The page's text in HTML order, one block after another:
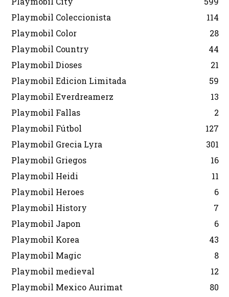
Playmobil Coleccionista
114
Playmobil Color
28
Playmobil Country
44
Playmobil Dioses
21
Playmobil Edicion Limitada
59
Playmobil Everdreamerz
13
Playmobil Fallas
2
Playmobil Fútbol
127
Playmobil Grecia Lyra
301
Playmobil Griegos
16
Playmobil Heidi
11
Playmobil Heroes
6
Playmobil History
7
Playmobil Japon
6
Playmobil Korea
43
Playmobil Magic
8
Playmobil medieval
12
Playmobil Mexico Aurimat
80